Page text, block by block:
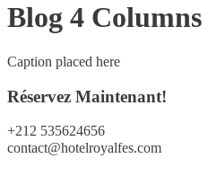
Blog 4 Columns
Caption placed here
Réservez Maintenant!
+212 535624656
contact@hotelroyalfes.com